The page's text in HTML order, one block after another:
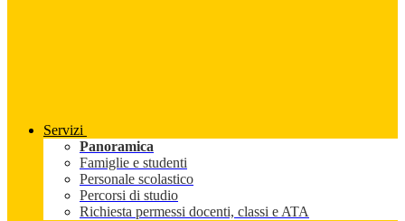
Servizi
Panoramica
Famiglie e studenti
Personale scolastico
Percorsi di studio
Richiesta permessi docenti, classi e ATA